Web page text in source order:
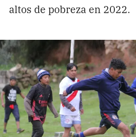
altos de pobreza en 2022.